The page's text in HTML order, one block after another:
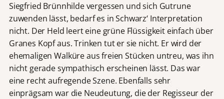
Siegfried Brünnhilde vergessen und sich Gutrune
zuwenden lässt, bedarf es in Schwarz‘ Interpretation
nicht. Der Held leert eine grüne Flüssigkeit einfach über
Granes Kopf aus. Trinken tut er sie nicht. Er wird der
ehemaligen Walküre aus freien Stücken untreu, was ihn
nicht gerade sympathisch erscheinen lässt. Das war
eine recht aufregende Szene. Ebenfalls sehr
einprägsam war die Neudeutung, die der Regisseur der